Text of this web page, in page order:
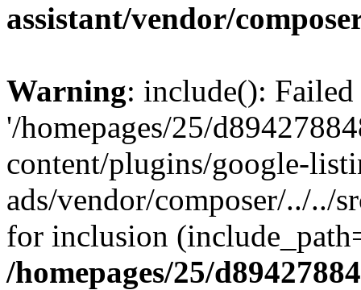
assistant/vendor/
Warning: include():
'/homepages/25/
content/plugins/google-
ads/vendor/composer/../../
for inclusion
/homepages/25/